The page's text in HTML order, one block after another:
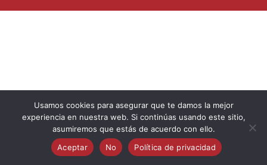
Usamos cookies para asegurar que te damos la mejor
experiencia en nuestra web. Si continúas usando este sitio,
asumiremos que estás de acuerdo con ello.
Aceptar
No Política de privacidad